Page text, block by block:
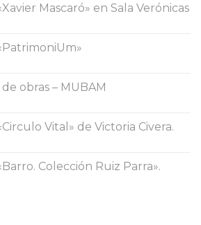
Mascaró» en Sala Verónicas
obras – MUBAM
Vital» de Victoria Civera.
Colección Ruiz Parra».